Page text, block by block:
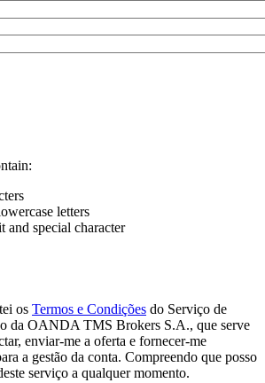
letters
and special character
os Termos e Condições do Serviço de
da OANDA TMS Brokers S.A., que serve
enviar-me a oferta e fornecer-me
a gestão da conta. Compreendo que posso
serviço a qualquer momento.